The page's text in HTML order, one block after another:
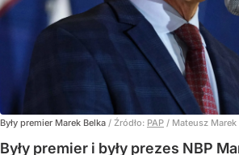
Były premier Marek Belka / Źródło: PAP / Mateusz Marek
Były premier i były prezes NBP